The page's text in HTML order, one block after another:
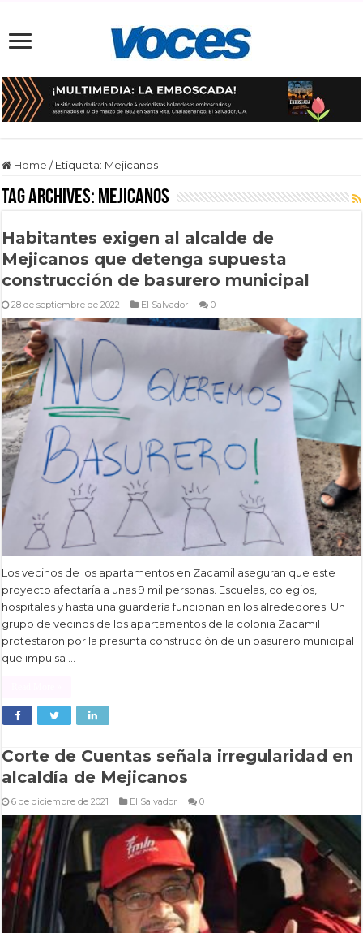
Home / Etiqueta: Mejicanos
Tag Archives: Mejicanos
Habitantes exigen al alcalde de
Mejicanos que detenga supuesta
construcción de basurero municipal
28 de septiembre de 2022 El Salvador 0
Los vecinos de los apartamentos en Zacamil aseguran que este
proyecto afectaría a unas 9 mil personas. Escuelas, colegios,
hospitales y hasta una guardería funcionan en los alrededores. Un
grupo de vecinos de los apartamentos de la colonia Zacamil
protestaron por la presunta construcción de un basurero municipal
que impulsa …
Corte de Cuentas señala irregularidad en
alcaldía de Mejicanos
6 de diciembre de 2021 El Salvador 0